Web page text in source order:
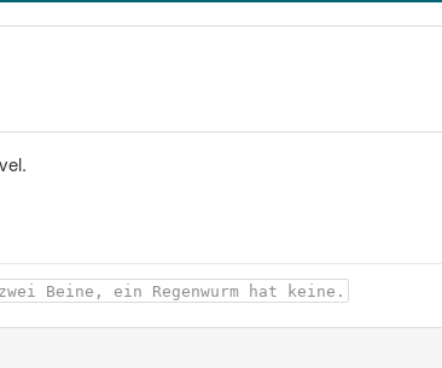
Beine, ein Regenwurm hat keine.